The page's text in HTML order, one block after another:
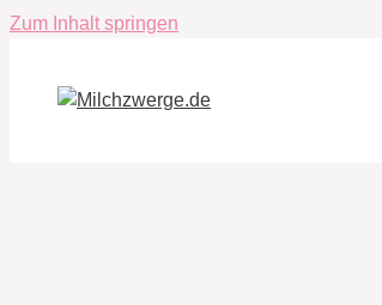
Zum Inhalt springen